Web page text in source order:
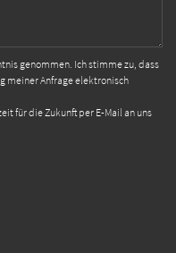
genommen. Ich stimme zu, dass
meiner Anfrage elektronisch
für die Zukunft per E-Mail an uns